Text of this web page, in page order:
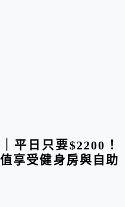
平日只要$2200！
享受健身房與自助